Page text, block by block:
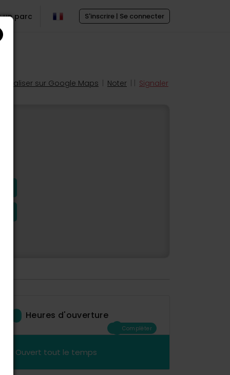
S'inscrire | Se connecter
un parc
Localiser sur Google Maps Noter Signaler
Heures d'ouverture
Compléter
Ouvert tout le temps